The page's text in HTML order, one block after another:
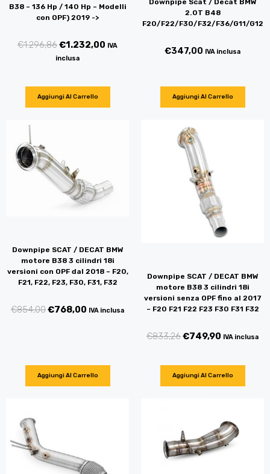
B38 – 136 Hp / 140 Hp – Modelli
con OPF) 2019 ->
€1.296,86€1.232,00 IVA
inclusa
Aggiungi Al Carrello
2.0T B48
F20/F22/F30/F32/F36/G11/G12
€347,00 IVA inclusa
Aggiungi Al Carrello
Downpipe SCAT / DECAT BMW
motore B38 3 cilindri 18i
versioni con OPF dal 2018 – F20,
F21, F22, F23, F30, F31, F32
€854,00€768,00 IVA inclusa
Aggiungi Al Carrello
Downpipe SCAT / DECAT BMW
motore B38 3 cilindri 18i
versioni senza OPF fino al 2017
– F20 F21 F22 F23 F30 F31 F32
€833,26€749,90 IVA inclusa
Aggiungi Al Carrello